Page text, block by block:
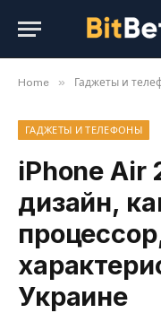
Home » Гаджеты и
ГАДЖЕТЫ И ТЕЛЕФОНЫ
iPhone Air
дизайн,
Украине